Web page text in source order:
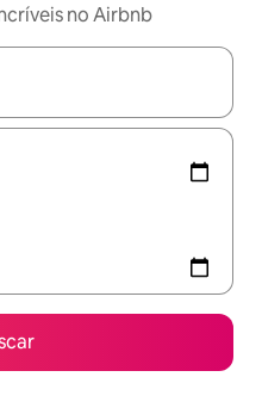
no Airbnb
disponíveis, explore-os